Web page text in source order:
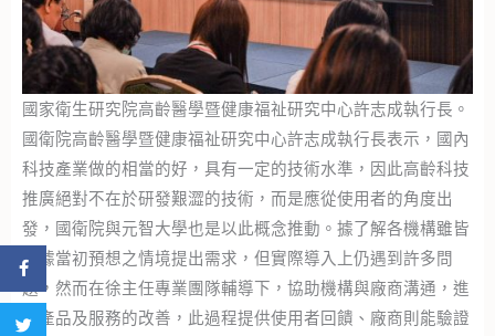
國家衛生研究院高齡醫學暨健康福祉研究中心許志成執行長。
國衛院高齡醫學暨健康福祉研究中心許志成執行長表示，國內
科技產業做的相當的好，具有一定的技術水準，因此高齡科技
推廣絕對不在於研發艱澀的技術，而是應從使用者的角度出
發，國衛院與元智大學也是以此概念推動。據了解各機構雖皆
依據當初預想之情境提出需求，但實際導入上仍遇到許多問
題，然而在徐主任專業團隊輔導下，協助機構與廠商溝通，進
行產品及服務的改善，此過程提供使用者回饋、廠商則能驗證
分享到 Facebook
分享到 Twitter